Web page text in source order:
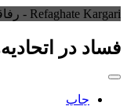
Refaghate Kargari - رفاقت کارگری
فساد در
چاپ